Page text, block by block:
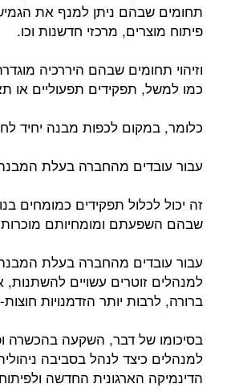
תחומים שבהם ניתן למנף את
פיתוח מוצרים, מרכזי חדשנות וכו.
וזיהוי תחומים שבהם היררכיה
כמו למשל, תפקידים תפעוליים או
כלומר, במקום לכפות מבנה יחיד
עבור עובדים מהחברה בעלת
זה יכול לכלול תפקידים כמומחים
שבהם השפעתם ומומחיותם מוכרות
עבור עובדים מהחברה בעלת
למנהלים זוטרים עשויים
ברורה, לרבות יותר הזדמנויות
בסיכומו של דבר, השקעה בהכשרה
למנהלים כיצד לנהל בסביבה
הדינמיקה הארגונית החדשה